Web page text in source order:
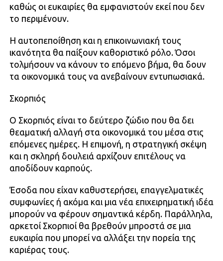
καθώς οι ευκαιρίες θα εμφανιστούν εκεί που δεν
το περιμένουν.
Η αυτοπεποίθηση και η επικοινωνιακή τους
ικανότητα θα παίξουν καθοριστικό ρόλο. Όσοι
τολμήσουν να κάνουν το επόμενο βήμα, θα δουν
τα οικονομικά τους να ανεβαίνουν εντυπωσιακά.
Σκορπιός
Ο Σκορπιός είναι το δεύτερο ζώδιο που θα δει
θεαματική αλλαγή στα οικονομικά του μέσα στις
επόμενες ημέρες. Η επιμονή, η στρατηγική σκέψη
και η σκληρή δουλειά αρχίζουν επιτέλους να
αποδίδουν καρπούς.
Έσοδα που είχαν καθυστερήσει, επαγγελματικές
συμφωνίες ή ακόμα και μια νέα επιχειρηματική ιδέα
μπορούν να φέρουν σημαντικά κέρδη. Παράλληλα,
αρκετοί Σκορπιοί θα βρεθούν μπροστά σε μια
ευκαιρία που μπορεί να αλλάξει την πορεία της
καριέρας τους.